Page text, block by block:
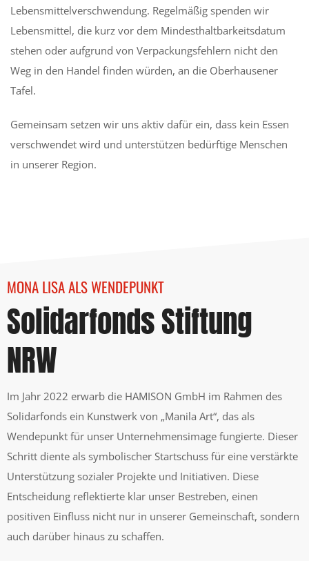
Lebensmittelverschwendung. Regelmäßig spenden wir
Lebensmittel, die kurz vor dem Mindesthaltbarkeitsdatum
stehen oder aufgrund von Verpackungsfehlern nicht den
Weg in den Handel finden würden, an die Oberhausener
Tafel.
Gemeinsam setzen wir uns aktiv dafür ein, dass kein Essen
verschwendet wird und unterstützen bedürftige Menschen
in unserer Region.
MONA LISA ALS WENDEPUNKT
Solidarfonds Stiftung
NRW
Im Jahr 2022 erwarb die HAMISON GmbH im Rahmen des
Solidarfonds ein Kunstwerk von „Manila Art“, das als
Wendepunkt für unser Unternehmensimage fungierte. Dieser
Schritt diente als symbolischer Startschuss für eine verstärkte
Unterstützung sozialer Projekte und Initiativen. Diese
Entscheidung reflektierte klar unser Bestreben, einen
positiven Einfluss nicht nur in unserer Gemeinschaft, sondern
auch darüber hinaus zu schaffen.